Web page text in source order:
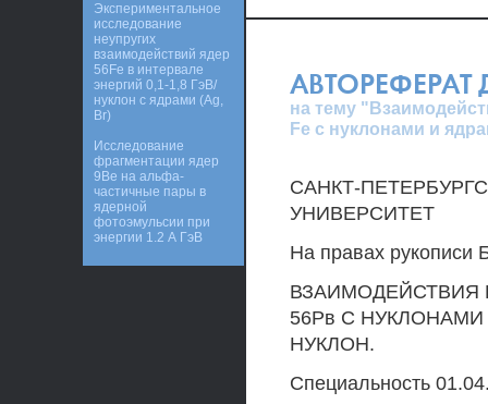
АВТОРЕФЕРАТ
на тему
Fe с нуклонами и
САНКТ-
УНИВЕРСИТЕТ
На правах
ВЗАИМОДЕЙСТВИЯ
56Рв С
НУКЛОН.
Специальность
Экспериментальное
исследование
неупругих
взаимодействий ядер
56Fe в интервале
энергий 0,1-1,8 ГэВ/
нуклон с ядрами (Ag,
Br)
Исследование
фрагментации ядер
9Be на альфа-
частичные пары в
ядерной
фотоэмульсии при
энергии 1.2 А ГэВ